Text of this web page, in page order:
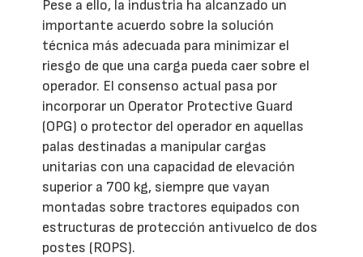
Pese a ello, la industria ha alcanzado un
importante acuerdo sobre la solución
técnica más adecuada para minimizar el
riesgo de que una carga pueda caer sobre el
operador. El consenso actual pasa por
incorporar un Operator Protective Guard
(OPG) o protector del operador en aquellas
palas destinadas a manipular cargas
unitarias con una capacidad de elevación
superior a 700 kg, siempre que vayan
montadas sobre tractores equipados con
estructuras de protección antivuelco de dos
postes (ROPS).